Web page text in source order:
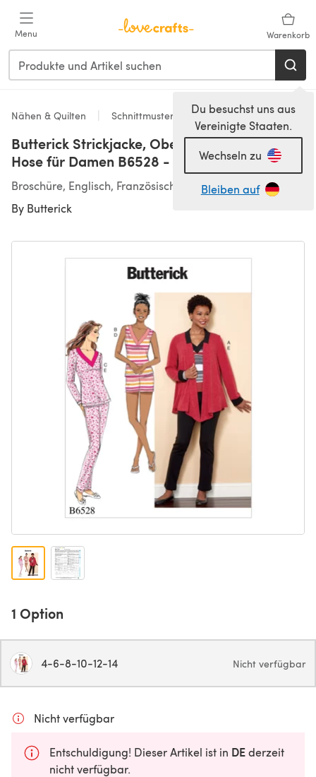
Menu Warenkorb
Du besuchst uns aus
Vereinigte Staaten.
Wechseln zu
Bleiben auf
Nähen & Quilten Schnittmuster & Quiltmuster
Butterick Strickjacke, Oberteil, Shorts und
Hose für Damen B6528 - Schnittmuster
Broschüre, Englisch, Französisch
By Butterick
1 Option
4-6-8-10-12-14 Nicht verfügbar
Nicht verfügbar
Entschuldigung! Dieser Artikel ist in DEderzeit
nicht verfügbar.